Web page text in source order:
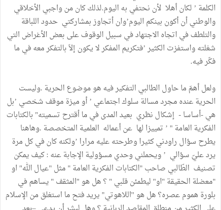
الكلمة ’ لكان أهلا لأن نحتفي به اليوم.لذلك كان من واجبي الأخلاقي
والوطني أن أكون بينكم اليوم’وان أتجاوز بمشاركتي حدود اللباقة
والتلطف في اتجاه الاجتهاد في سبيل الوقوف على بعض الأغراض التي
شغلته واستفزت الكثير ’فتكريم المفكر لا يكون إلاّ بالتفكر معه في ما
فكّر فيه.
ولعل أهمّ ما حاول الطالبي التفكير فيه هو موضوع الحرية .وليست
الحرية عنده مجرد مسالة سلوك اجتماعي ’ أو ميزة موقف شخصي ’بل
هي -أساسا - إشكال نظري بعيد المدى في ما أقترح تسميته" بالكتابات
الفكرية العامة " ’ تمييزا لها عن أعماله العلمية المتخصصة .وهاهنا
يطرح سؤال راودني كثيرا وطرحته عليه مرارا ’ولكنه كان في كل مرة
يرد عليّ سؤالي ’ ويحملني وحدي مسؤولية الإجابة عنه : كيف يمكن
تصنيف الطّالبي صاحب "الكتابات الفكرية العامة " مثل "عيال الله" او
"معضلة الحقيقة "او" ليطمئن قلبي " ؟ هل هو "المثقف " يساهم في
بلورة هموم عصره؟ هل هو ''اللاهوتي" يريد فتح ما استغلق من الإسلام